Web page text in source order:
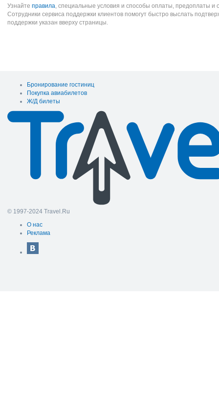
Узнайте правила, специальные условия и способы оплаты, предоплаты и
Сотрудники сервиса поддержки клиентов помогут быстро выслать
поддержки указан вверху страницы.
Бронирование гостиниц
Покупка авиабилетов
Ж/Д билеты
© 1997-2024 Travel.Ru
О нас
Реклама